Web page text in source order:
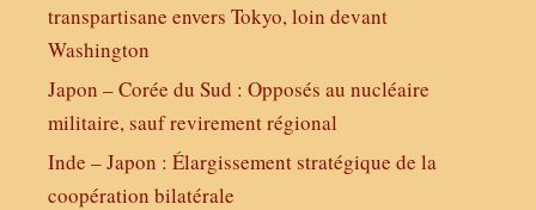
transpartisane envers Tokyo, loin devant
Washington
Japon – Corée du Sud : Opposés au nucléaire
militaire, sauf revirement régional
Inde – Japon : Élargissement stratégique de la
coopération bilatérale